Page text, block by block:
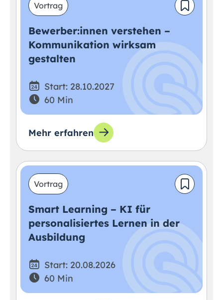
Vortrag
Bewerber:innen verstehen –
Kommunikation wirksam
gestalten
Start: 28.10.2027
60 Min
Mehr erfahren
Vortrag
Smart Learning – KI für
personalisiertes Lernen in der
Ausbildung
Start: 20.08.2026
60 Min